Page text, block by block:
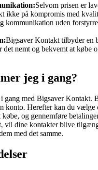
Selvom prisen er
ikke på kompromis med
kommunikation uden
Bigsaver Kontakt tilbyder en
det nemt og bekvemt at købe
jeg i gang?
gang med Bigsaver Kontakt.
konto. Herefter kan du vælge
og gennemføre
vil dine kontakter blive
med det samme.